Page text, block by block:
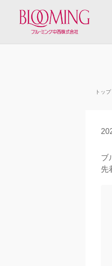
トップ
ブ
先